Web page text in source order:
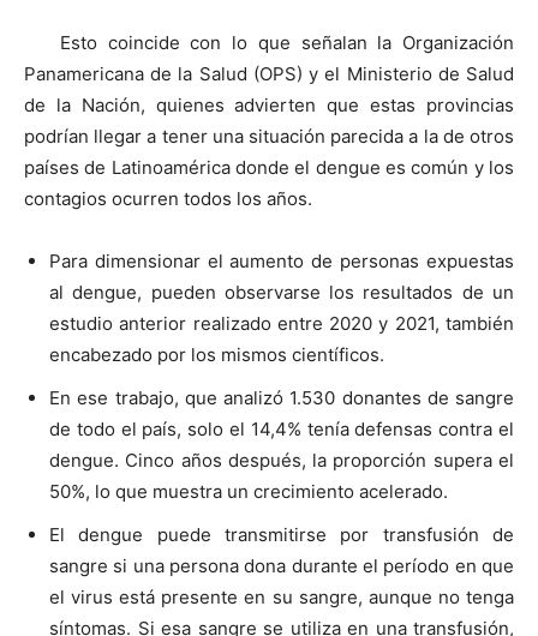
Esto coincide con lo que señalan la Organización
Panamericana de la Salud (OPS) y el Ministerio de Salud
de la Nación, quienes advierten que estas provincias
podrían llegar a tener una situación parecida a la de otros
países de Latinoamérica donde el dengue es común y los
contagios ocurren todos los años.
Para dimensionar el aumento de personas expuestas
al dengue, pueden observarse los resultados de un
estudio anterior realizado entre 2020 y 2021, también
encabezado por los mismos científicos.
En ese trabajo, que analizó 1.530 donantes de sangre
de todo el país, solo el 14,4% tenía defensas contra el
dengue. Cinco años después, la proporción supera el
50%, lo que muestra un crecimiento acelerado.
El dengue puede transmitirse por transfusión de
sangre si una persona dona durante el período en que
el virus está presente en su sangre, aunque no tenga
síntomas. Si esa sangre se utiliza en una transfusión,